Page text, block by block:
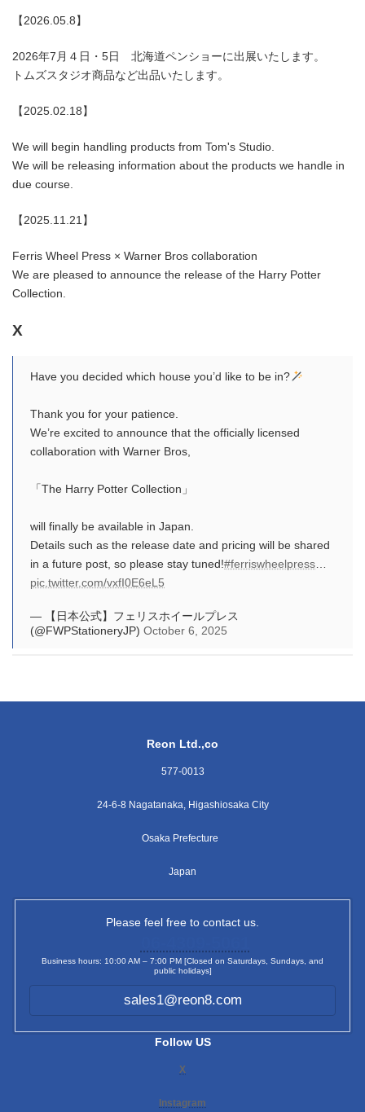
【2026.05.8】
2026年7月４日・5日 北海道ペンショーに出展いたします。
トムズスタジオ商品など出品いたします。
【2025.02.18】
We will begin handling products from Tom's Studio.
We will be releasing information about the products we handle in
due course.
【2025.11.21】
Ferris Wheel Press × Warner Bros collaboration
We are pleased to announce the release of the Harry Potter
Collection.
X
Have you decided which house you’d like to be in?
Thank you for your patience.
We’re excited to announce that the officially licensed
collaboration with Warner Bros,
「The Harry Potter Collection」
will finally be available in Japan.
Details such as the release date and pricing will be shared
in a future post, so please stay tuned!#ferriswheelpress…
pic.twitter.com/vxfI0E6eL5
— 【日本公式】フェリスホイールプレス
(@FWPStationeryJP) October 6, 2025
Reon Ltd.,co
577-0013
24-6-8 Nagatanaka, Higashiosaka City
Osaka Prefecture
Japan
Please feel free to contact us.
Business hours: 10:00 AM – 7:00 PM [Closed on Saturdays, Sundays, and
public holidays]
sales1@reon8.com
Follow US
X
Instagram